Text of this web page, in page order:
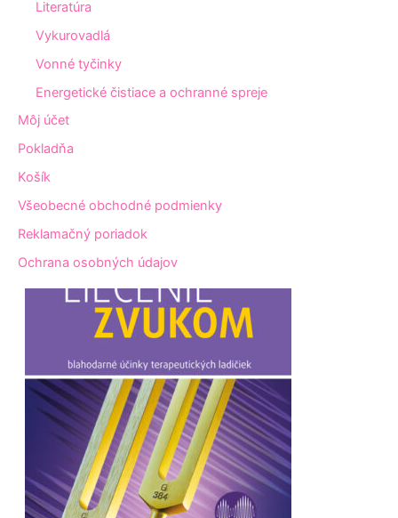
Literatúra
Vykurovadlá
Vonné tyčinky
Energetické čistiace a ochranné spreje
Môj účet
Pokladňa
Košík
Všeobecné obchodné podmienky
Reklamačný poriadok
Ochrana osobných údajov